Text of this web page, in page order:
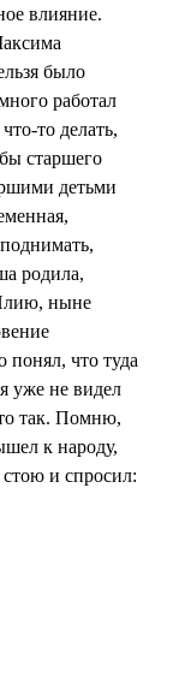
влияние.
было
работал
то делать,
старшего
детьми
родила,
ныне
понял, что туда
уже не видел
так. Помню,
к народу,
и спросил: